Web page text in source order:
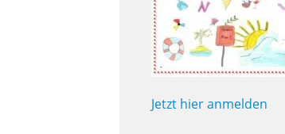
Jetzt hier anmelden